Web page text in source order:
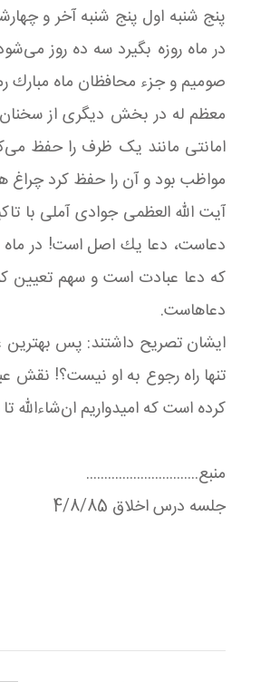
پنج شنبه اول پنج شنبه آخر و
در ماه روزه بگیرد سه ده روز
صومیم و جزء محافظان ماه مبارك
معظم له در بخش دیگری از
امانتی مانند یک ظرف را حفظ
مواظب بود و آن را حفظ كرد چراغ
آیت الله العظمی جوادی آملی با
دعاست، دعا یك اصل است! در ماه
که دعا عبادت است و سهم تعیین
دعاهاست.
ایشان تصریح داشتند: پس بهترین
تنها راه رجوع به او نیست؟! نقش
كرده است كه امیدواریم
منبع...............................
جلسه درس اخلاق 4/8/85